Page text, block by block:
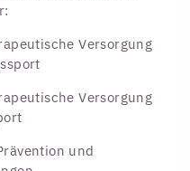
Versorgung
Versorgung
und